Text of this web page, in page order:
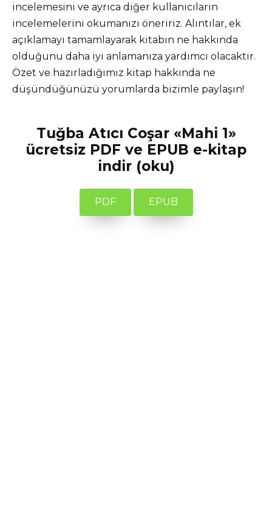
incelemesini ve ayrıca diğer kullanıcıların
incelemelerini okumanızı öneririz. Alıntılar, ek
açıklamayı tamamlayarak kitabın ne hakkında
olduğunu daha iyi anlamanıza yardımcı olacaktır.
Özet ve hazırladığımız kitap hakkında ne
düşündüğünüzü yorumlarda bizimle paylaşın!
Tuğba Atıcı Coşar «Mahi 1»
ücretsiz PDF ve EPUB e-kitap
indir (oku)
PDF EPUB